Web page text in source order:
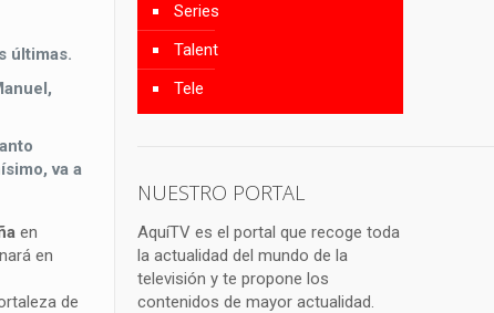
últimas.
va a
en
en
de
Series
Talent
Tele
NUESTRO PORTAL
AquíTV es el portal que recoge toda
la actualidad del mundo de la
televisión y te propone los
contenidos de mayor actualidad.